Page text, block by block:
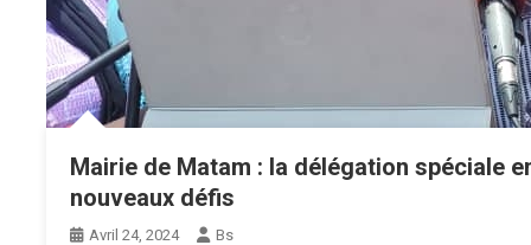
Mairie de Matam : la délégation spéciale
nouveaux défis
Avril 24, 2024 Bs